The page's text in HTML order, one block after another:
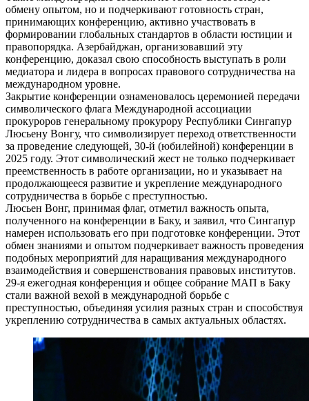
обмену опытом, но и подчеркивают готовность стран,
принимающих конференцию, активно участвовать в
формировании глобальных стандартов в области юстиции и
правопорядка. Азербайджан, организовавший эту
конференцию, доказал свою способность выступать в роли
медиатора и лидера в вопросах правового сотрудничества на
международном уровне.
Закрытие конференции ознаменовалось церемонией передачи
символического флага Международной ассоциации
прокуроров генеральному прокурору Республики Сингапур
Люсьену Вонгу, что символизирует переход ответственности
за проведение следующей, 30-й (юбилейной) конференции в
2025 году. Этот символический жест не только подчеркивает
преемственность в работе организации, но и указывает на
продолжающееся развитие и укрепление международного
сотрудничества в борьбе с преступностью.
Люсьен Вонг, принимая флаг, отметил важность опыта,
полученного на конференции в Баку, и заявил, что Сингапур
намерен использовать его при подготовке конференции. Этот
обмен знаниями и опытом подчеркивает важность проведения
подобных мероприятий для наращивания международного
взаимодействия и совершенствования правовых институтов.
29-я ежегодная конференция и общее собрание МАП в Баку
стали важной вехой в международной борьбе с
преступностью, объединяя усилия разных стран и способствуя
укреплению сотрудничества в самых актуальных областях.